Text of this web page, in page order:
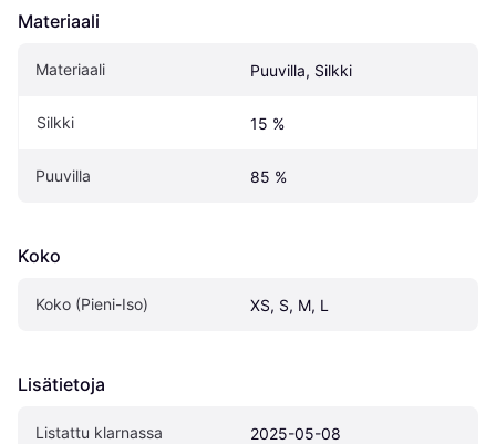
Materiaali
Materiaali Puuvilla, Silkki
Silkki 15 %
Puuvilla 85 %
Koko
Koko (Pieni-Iso) XS, S, M, L
Lisätietoja
Listattu klarnassa 2025-05-08